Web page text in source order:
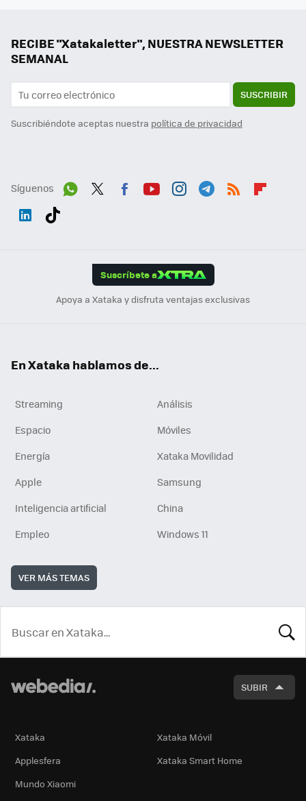
RECIBE "Xatakaletter", NUESTRA NEWSLETTER
SEMANAL
SUSCRIBIR
Suscribiéndote aceptas nuestra política de privacidad
Síguenos
Suscríbete a
Apoya a Xataka y disfruta ventajas exclusivas
En Xataka hablamos de...
Streaming
Análisis
Espacio
Móviles
Energía
Xataka Movilidad
Apple
Samsung
Inteligencia artificial
China
Empleo
Windows 11
VER MÁS TEMAS
SUBIR
Xataka
Xataka Móvil
Applesfera
Xataka Smart Home
Mundo Xiaomi